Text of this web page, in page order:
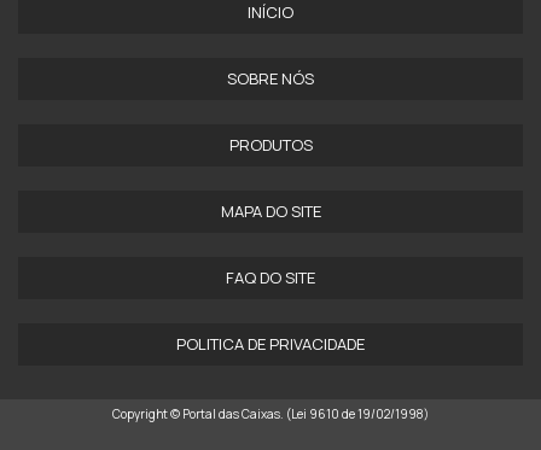
INÍCIO
SOBRE NÓS
PRODUTOS
MAPA DO SITE
FAQ DO SITE
POLITICA DE PRIVACIDADE
Copyright © Portal das Caixas. (Lei 9610 de 19/02/1998)